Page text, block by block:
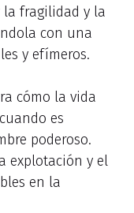
la fragilidad y la
con una
y efímeros.
cómo la vida
es
poderoso.
explotación y el
en la